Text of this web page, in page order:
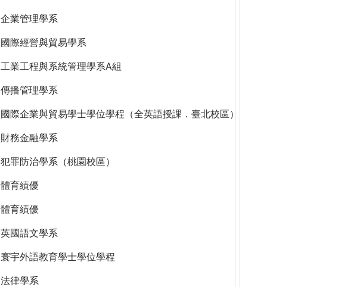
企業管理學系
國際經營與貿易學系
工業工程與系統管理學系A組
傳播管理學系
國際企業與貿易學士學位學程（全英語授課．臺北校區）
財務金融學系
犯罪防治學系（桃園校區）
體育績優
體育績優
英國語文學系
寰宇外語教育學士學位學程
法律學系